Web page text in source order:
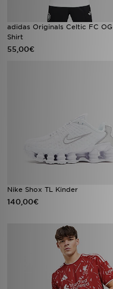
adidas Originals Celtic FC OG
Shirt
55,00€
Nike Shox TL Kinder
140,00€